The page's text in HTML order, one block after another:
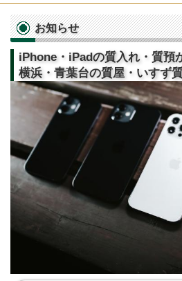
お知らせ
iPhone・iPadの質入れ・質預
横浜・青葉台の質屋・いすず